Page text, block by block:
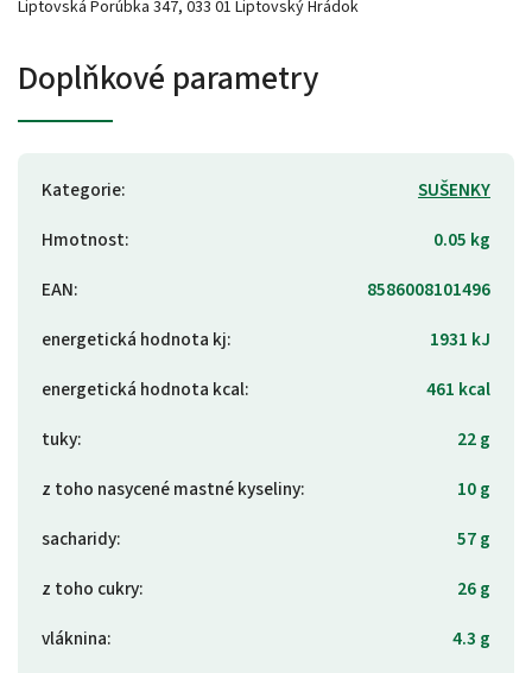
Liptovská Porúbka 347, 033 01 Liptovský Hrádok
Doplňkové parametry
Kategorie:
SUŠENKY
Hmotnost:
0.05 kg
EAN:
8586008101496
energetická hodnota kj:
1931 kJ
energetická hodnota kcal:
461 kcal
tuky:
22 g
z toho nasycené mastné kyseliny:
10 g
sacharidy:
57 g
z toho cukry:
26 g
vláknina:
4.3 g